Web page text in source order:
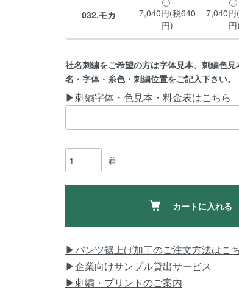
032.モカ
7,040円(税640
円)
7,040円
円)
社名刺繍をご希望の方は字体見本、刺繍色
名・字体・糸色・刺繍位置をご記入下さい。
▶刺繍字体・色見本・料金表はこちら
着
カートに入れる
▶パンツ裾上げ加工のご注文方法はこ
▶企業向けサンプル貸出サービス
▶刺繍・プリントのご案内